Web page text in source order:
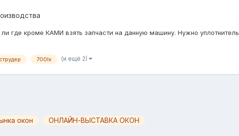
где кроме КАМИ взять запчасти на данную машину. Нужно
700lx (и ещё 2)
окон ОНЛАЙН-ВЫСТАВКА ОКОН